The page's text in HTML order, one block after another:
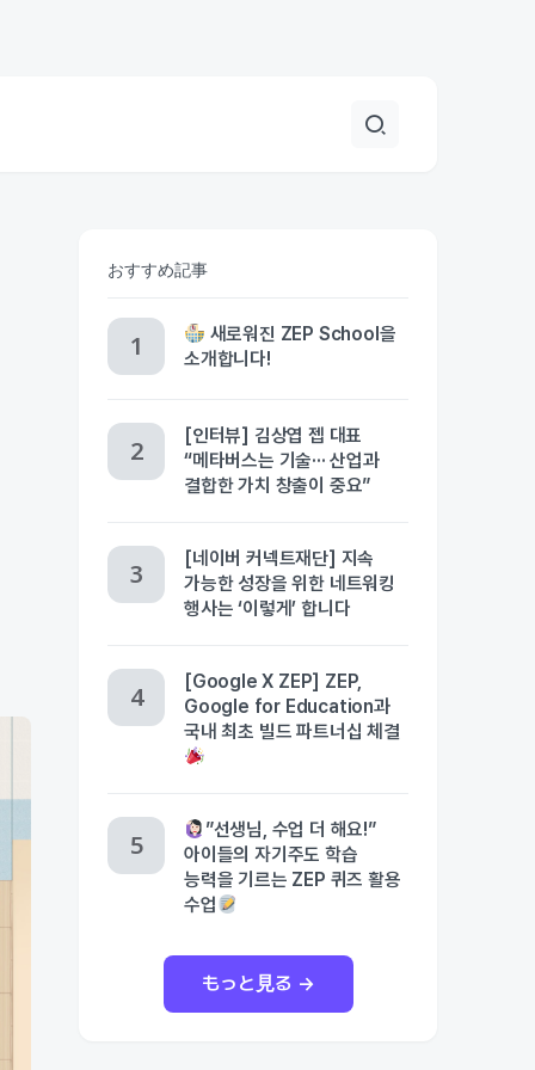
おすすめ記事
새로워진 ZEP School을
소개합니다!
[인터뷰] 김상엽 젭 대표
“메타버스는 기술··· 산업과
결합한 가치 창출이 중요”
[네이버 커넥트재단] 지속
가능한 성장을 위한 네트워킹
행사는 ‘이렇게’ 합니다
[Google X ZEP] ZEP,
Google for Education과
국내 최초 빌드 파트너십 체결
”선생님, 수업 더 해요!”
아이들의 자기주도 학습
능력을 기르는 ZEP 퀴즈 활용
수업
もっと見る →